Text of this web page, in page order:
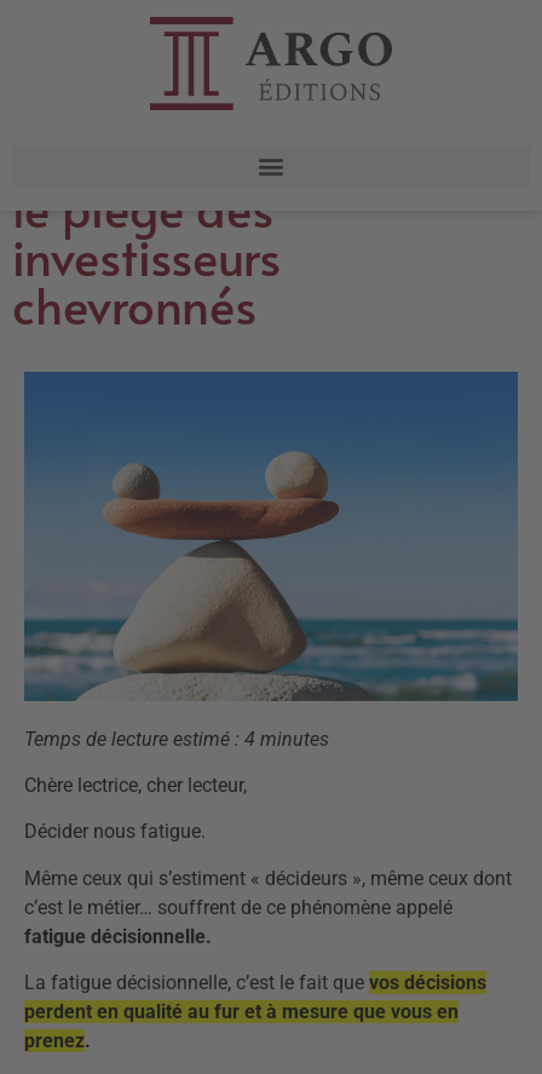
Fatigue décisionnelle :
le piège des
investisseurs
chevronnés
Temps de lecture estimé : 4 minutes
Chère lectrice, cher lecteur,
Décider nous fatigue.
Même ceux qui s’estiment « décideurs », même ceux dont
c’est le métier… souffrent de ce phénomène appelé
fatigue décisionnelle.
La fatigue décisionnelle, c’est le fait que vos décisions
perdent en qualité au fur et à mesure que vous en
prenez.